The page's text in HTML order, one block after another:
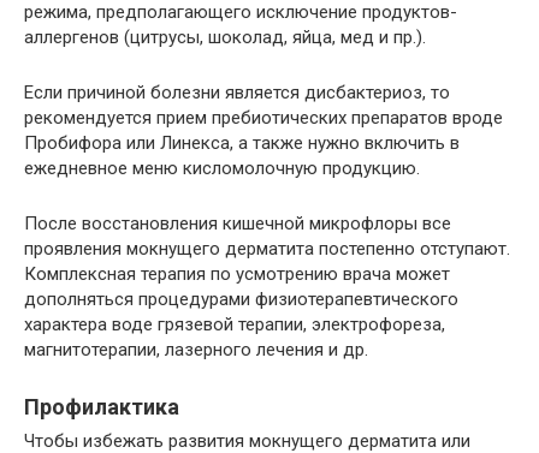
режима, предполагающего исключение продуктов-
аллергенов (цитрусы, шоколад, яйца, мед и пр.).
Если причиной болезни является дисбактериоз, то
рекомендуется прием пребиотических препаратов вроде
Пробифора или Линекса, а также нужно включить в
ежедневное меню кисломолочную продукцию.
После восстановления кишечной микрофлоры все
проявления мокнущего дерматита постепенно отступают.
Комплексная терапия по усмотрению врача может
дополняться процедурами физиотерапевтического
характера воде грязевой терапии, электрофореза,
магнитотерапии, лазерного лечения и др.
Профилактика
Чтобы избежать развития мокнущего дерматита или